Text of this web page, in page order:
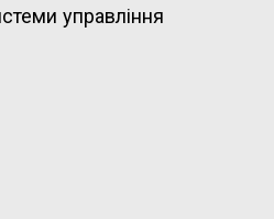
управління